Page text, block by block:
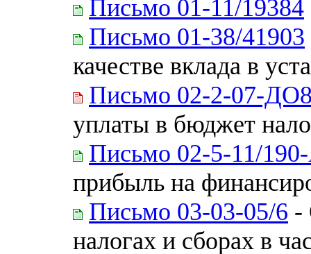
Письмо 01-11/19384
Письмо 01-38/41903
качестве вклада в
Письмо 02-2-07-
уплаты в бюджет
Письмо 02-5-11/
прибыль на
Письмо 03-03-05/6 -
налогах и сборах в